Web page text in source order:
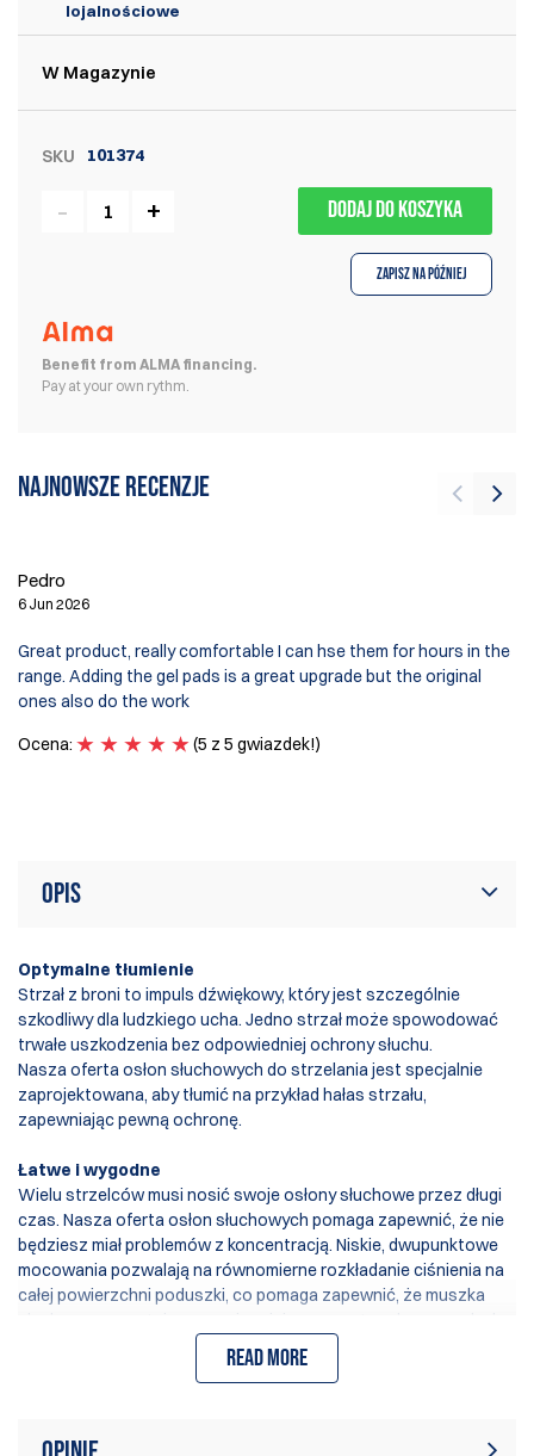
lojalnościowe
W Magazynie
SKU 101374
DODAJ DO KOSZYKA
Zapisz na później
Benefit from ALMA financing.
Pay at your own rythm.
Najnowsze recenzje
Pedro
6 Jun 2026
Great product, really comfortable I can hse them for hours in the
range. Adding the gel pads is a great upgrade but the original
ones also do the work
Ocena:
(5 z 5 gwiazdek!)
Opis
Optymalne tłumienie
Strzał z broni to impuls dźwiękowy, który jest szczególnie
szkodliwy dla ludzkiego ucha. Jedno strzał może spowodować
trwałe uszkodzenia bez odpowiedniej ochrony słuchu.
Nasza oferta osłon słuchowych do strzelania jest specjalnie
zaprojektowana, aby tłumić na przykład hałas strzału,
zapewniając pewną ochronę.
Łatwe i wygodne
Wielu strzelców musi nosić swoje osłony słuchowe przez długi
czas. Nasza oferta osłon słuchowych pomaga zapewnić, że nie
będziesz miał problemów z koncentracją. Niskie, dwupunktowe
mocowania pozwalają na równomierne rozkładanie ciśnienia na
całej powierzchni poduszki, co pomaga zapewnić, że muszka
słuchowa pozostaje na swoim miejscu nawet podczas nagłych
ruchów głowy lub ustawiania broni. Ta funkcja pomaga również
zapewnić dopasowanie bez narażania wygody i ochrony dla
Usłysz to, co chcesz usłyszeć
Read more